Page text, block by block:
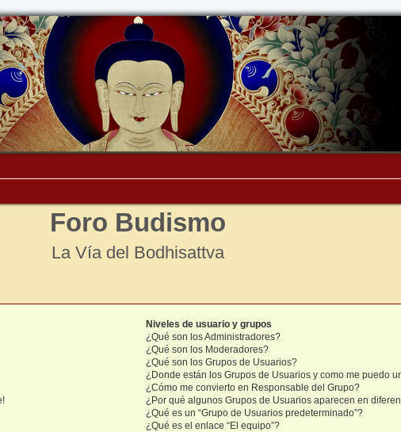
Foro Budismo
La Vía del Bodhisattva
Niveles de usuario y grupos
¿Qué son los Administradores?
¿Qué son los Moderadores?
¿Qué son los Grupos de Usuarios?
¿Donde están los Grupos de Usuarios y como me puedo
¿Cómo me convierto en Responsable del Grupo?
¿Por qué algunos Grupos de Usuarios aparecen en
¿Qué es un “Grupo de Usuarios predeterminado”?
¿Qué es el enlace “El equipo”?